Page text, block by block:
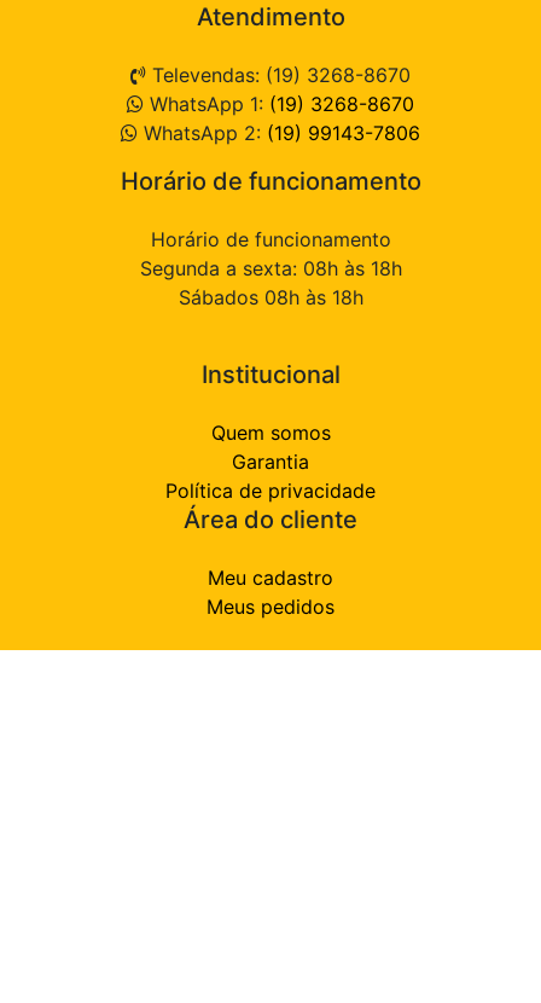
Atendimento
Televendas: (19) 3268-8670
WhatsApp 1: (19) 3268-8670
WhatsApp 2: (19) 99143-7806
Horário de funcionamento
Horário de funcionamento
Segunda a sexta: 08h às 18h
Sábados 08h às 18h
Institucional
Quem somos
Garantia
Política de privacidade
Área do cliente
Meu cadastro
Meus pedidos